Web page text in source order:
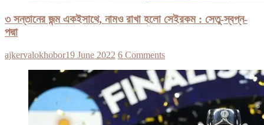
৩ সন্তানের জন্ম একইসাথে, নামও রাখা হলো সেইরকম : সেতু-স্বপ্ন-
পদ্মা
ajkervalokhobor19 June 2022 6 Comments